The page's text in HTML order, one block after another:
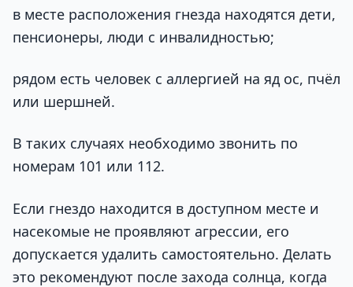
в месте расположения гнезда находятся дети,
пенсионеры, люди с инвалидностью;
рядом есть человек с аллергией на яд ос, пчёл
или шершней.
В таких случаях необходимо звонить по
номерам 101 или 112.
Если гнездо находится в доступном месте и
насекомые не проявляют агрессии, его
допускается удалить самостоятельно. Делать
это рекомендуют после захода солнца, когда